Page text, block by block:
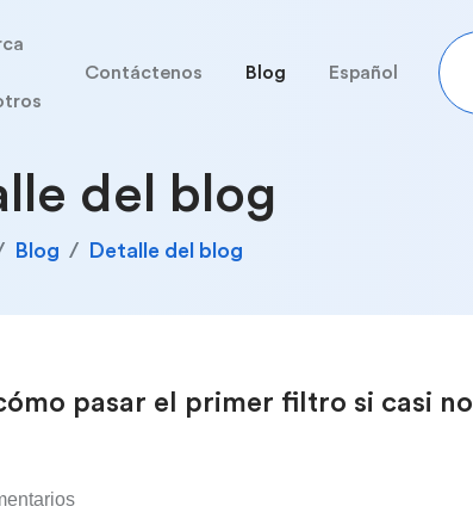
Contáctenos Blog Español
del blog
Blog Detalle del blog
pasar el primer filtro si casi no